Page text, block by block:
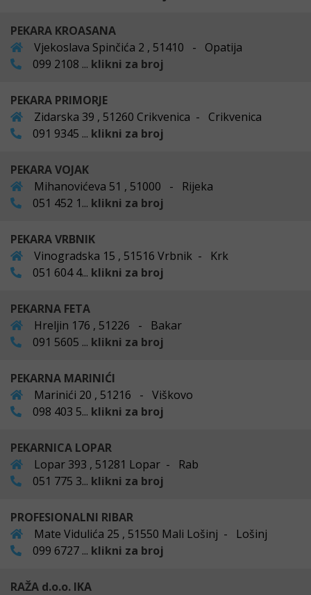
PEKARA KROASANA
Vjekoslava Spinčića 2 , 51410 - Opatija
099 2108 ... klikni za broj
PEKARA PRIMORJE
Zidarska 39 , 51260 Crikvenica - Crikvenica
091 9345 ... klikni za broj
PEKARA VOJAK
Mihanovićeva 51 , 51000 - Rijeka
051 452 1... klikni za broj
PEKARA VRBNIK
Vinogradska 15 , 51516 Vrbnik - Krk
051 604 4... klikni za broj
PEKARNA FETA
Hreljin 176 , 51226 - Bakar
091 5605 ... klikni za broj
PEKARNA MARINIĆI
Marinići 20 , 51216 - Viškovo
098 403 5... klikni za broj
PEKARNICA LOPAR
Lopar 393 , 51281 Lopar - Rab
051 775 3... klikni za broj
PROFESIONALNI RIBAR
Mate Vidulića 25 , 51550 Mali Lošinj - Lošinj
099 6727 ... klikni za broj
RAŽA d.o.o. IKA